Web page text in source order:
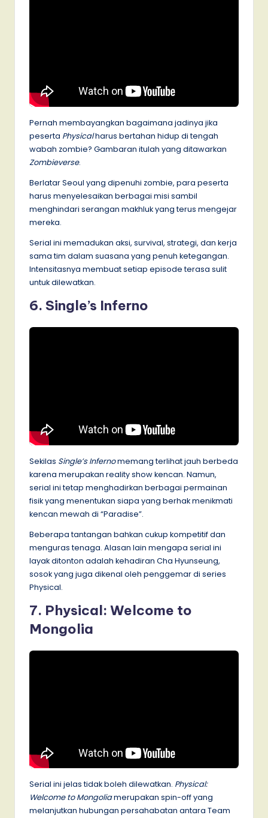
Pernah membayangkan bagaimana jadinya jika
peserta Physicalharus bertahan hidup di tengah
wabah zombie? Gambaran itulah yang ditawarkan
Zombieverse.
Berlatar Seoul yang dipenuhi zombie, para peserta
harus menyelesaikan berbagai misi sambil
menghindari serangan makhluk yang terus mengejar
mereka.
Serial ini memadukan aksi, survival, strategi, dan kerja
sama tim dalam suasana yang penuh ketegangan.
Intensitasnya membuat setiap episode terasa sulit
untuk dilewatkan.
6. Single’s Inferno
Sekilas Single’s Infernomemang terlihat jauh berbeda
karena merupakan reality show kencan. Namun,
serial ini tetap menghadirkan berbagai permainan
fisik yang menentukan siapa yang berhak menikmati
kencan mewah di “Paradise”.
Beberapa tantangan bahkan cukup kompetitif dan
menguras tenaga. Alasan lain mengapa serial ini
layak ditonton adalah kehadiran Cha Hyunseung,
sosok yang juga dikenal oleh penggemar di series
Physical.
7. Physical: Welcome to
Mongolia
Serial ini jelas tidak boleh dilewatkan. Physical:
Welcome to Mongoliamerupakan spin-off yang
melanjutkan hubungan persahabatan antara Team